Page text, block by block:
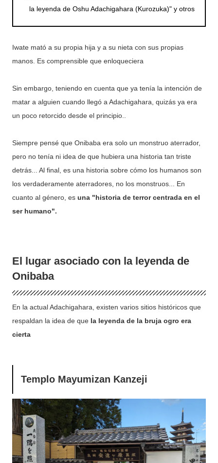
la leyenda de Oshu Adachigahara (Kurozuka)" y otros
Iwate mató a su propia hija y a su nieta con sus propias
manos. Es comprensible que enloqueciera
Sin embargo, teniendo en cuenta que ya tenía la intención de
matar a alguien cuando llegó a Adachigahara, quizás ya era
un poco retorcido desde el principio..
Siempre pensé que Onibaba era solo un monstruo aterrador,
pero no tenía ni idea de que hubiera una historia tan triste
detrás... Al final, es una historia sobre cómo los humanos son
los verdaderamente aterradores, no los monstruos... En
cuanto al género, es una "historia de terror centrada en el
ser humano".
El lugar asociado con la leyenda de
Onibaba
En la actual Adachigahara, existen varios sitios históricos que
respaldan la idea de que la leyenda de la bruja ogro era
cierta
Templo Mayumizan Kanzeji